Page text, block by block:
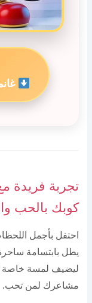
تجربة فريدة
كوبك بالحب
احتفل بأجمل
يطل بابتسامة
ليضيف لمسة خاصة
مشاعرك لمن تحب.